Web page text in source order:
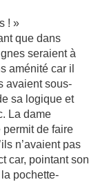
! »
que dans
seraient à
aménité car il
avaient sous-
sa logique et
La dame
permit de faire
n’avaient pas
car, pointant son
pochette-